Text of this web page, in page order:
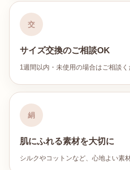
交
サイズ交換のご相談OK
1週間以内・未使用の場合はご相談く
絹
肌にふれる素材を大切に
シルクやコットンなど、心地よい素